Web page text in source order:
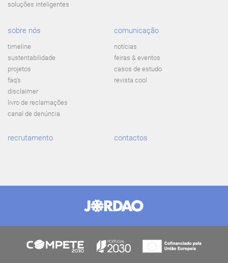
soluções inteligentes
sobre nós
timeline
sustentabilidade
projetos
faq's
disclaimer
livro de reclamações
canal de denúncia
comunicação
notícias
feiras & eventos
casos de estudo
revista cool
recrutamento contactos